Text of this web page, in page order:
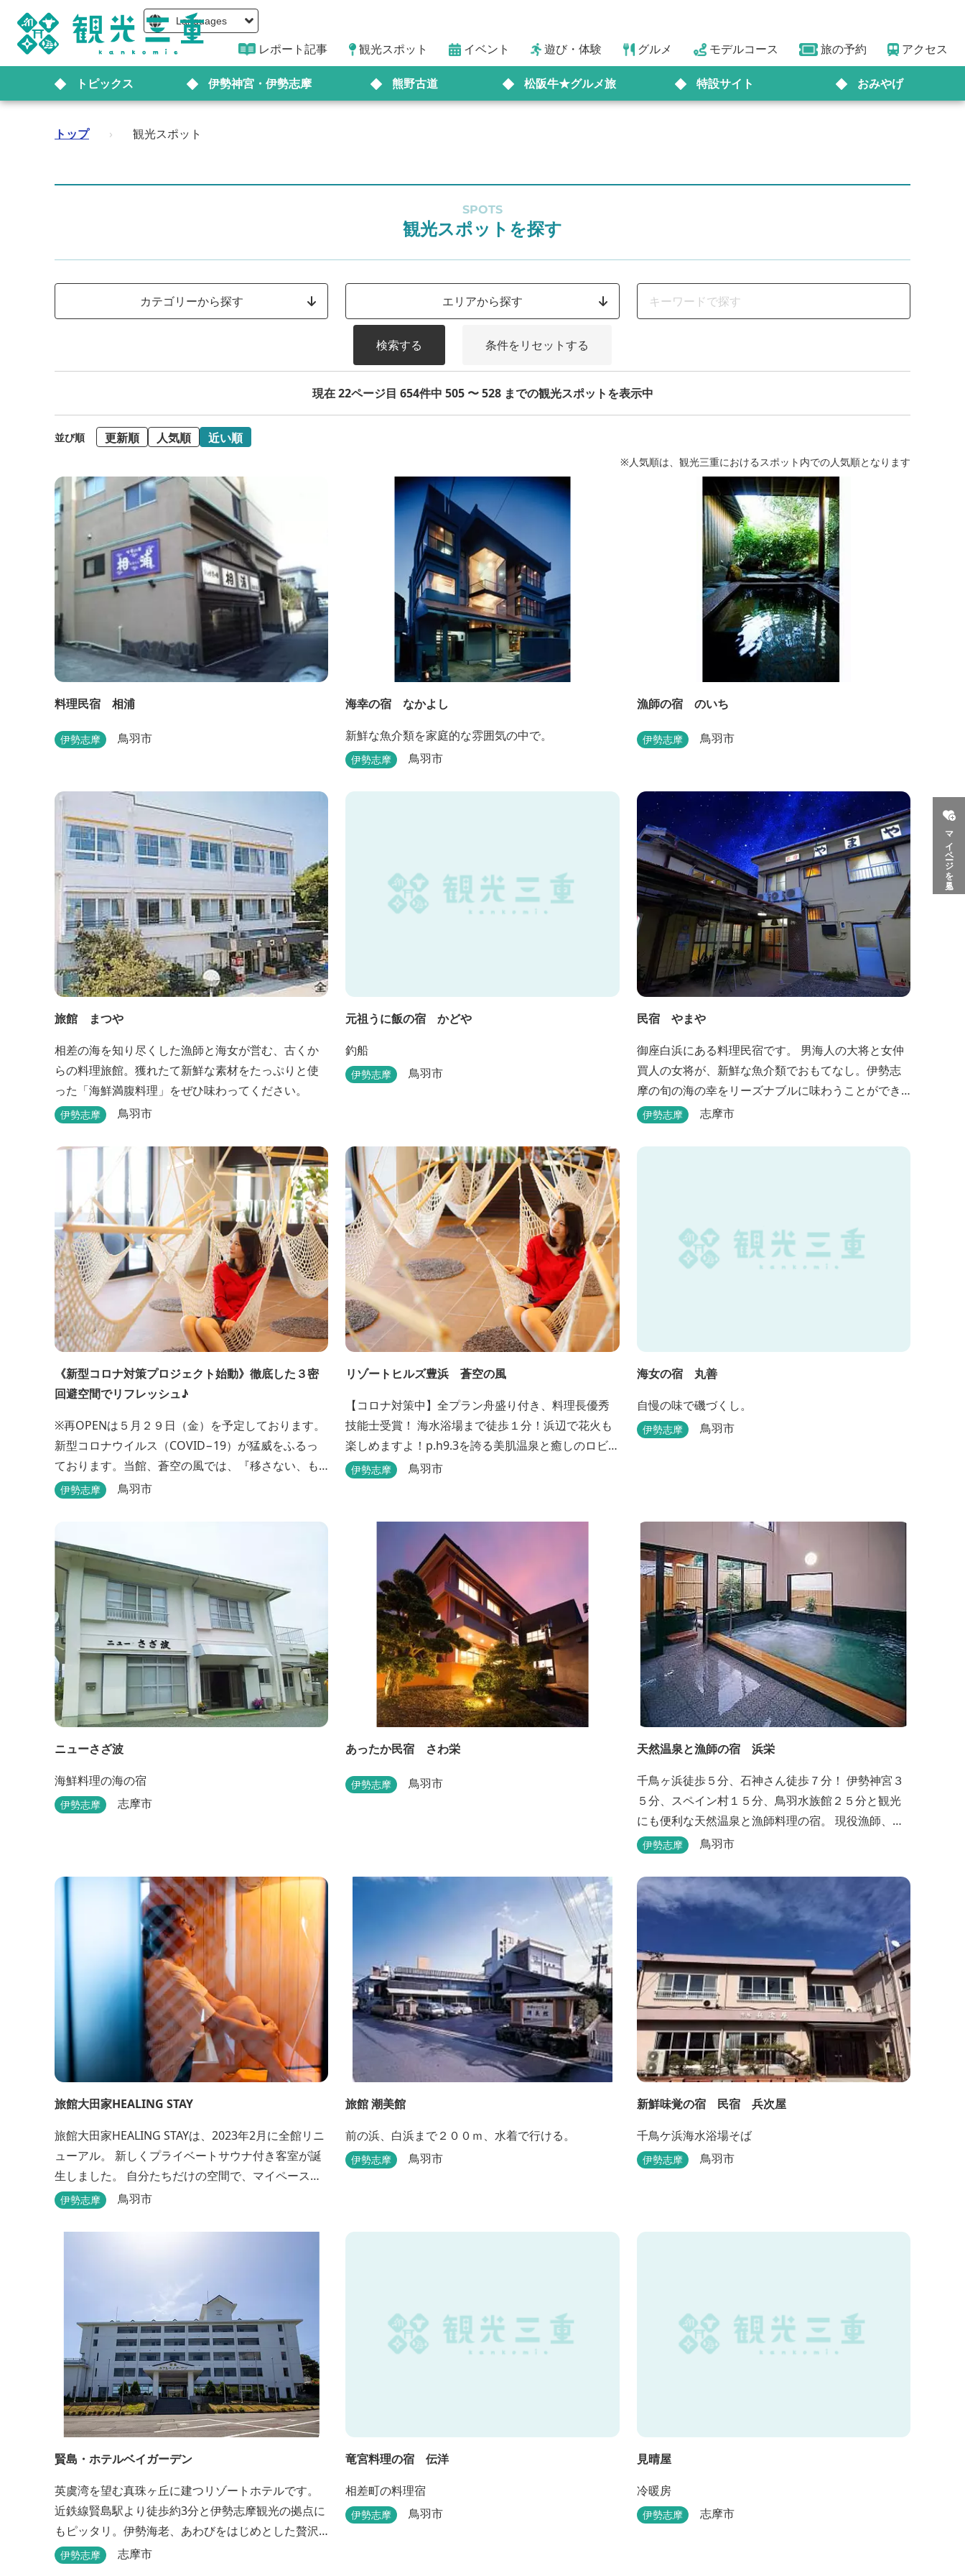
Languages
レポート記事 観光スポット イベント 遊び・体験 グルメ モデルコース 旅の予約 アクセス
トピックス 伊勢神宮・伊勢志摩 熊野古道 松阪牛★グルメ旅 特設サイト おみやげ
マイページを見る
トップ › 観光スポット
SPOTS
観光スポットを探す
カテゴリーから探す エリアから探す
検索する 条件をリセットする
現在 22ページ目 654件中 505 〜 528 までの観光スポットを表示中
並び順 更新順 人気順 近い順
※人気順は、観光三重におけるスポット内での人気順となります
料理民宿 相浦
伊勢志摩 鳥羽市
海幸の宿 なかよし
新鮮な魚介類を家庭的な雰囲気の中で。
伊勢志摩 鳥羽市
漁師の宿 のいち
伊勢志摩 鳥羽市
旅館 まつや
相差の海を知り尽くした漁師と海女が営む、古くか
らの料理旅館。獲れたて新鮮な素材をたっぷりと使
った「海鮮満腹料理」をぜひ味わってください。
伊勢志摩 鳥羽市
元祖うに飯の宿 かどや
釣船
伊勢志摩 鳥羽市
民宿 やまや
御座白浜にある料理民宿です。 男海人の大将と女仲
買人の女将が、新鮮な魚介類でおもてなし。伊勢志
摩の旬の海の幸をリーズナブルに味わうことができ
ます。
伊勢志摩 志摩市
《新型コロナ対策プロジェクト始動》徹底した３密
回避空間でリフレッシュ♪
※再OPENは５月２９日（金）を予定しております。
新型コロナウイルス（COVID−19）が猛威をふるっ
ております。当館、蒼空の風では、『移さない、も
らわない』を合言葉に、お客様、そしてスタッフの
ペレーションを見直し、徹底した管理を行います。
※「３密・感染対策の見える化」のため長文になって
おります。 《３密回避基本対策》 【密閉...
伊勢志摩 鳥羽市
リゾートヒルズ豊浜 蒼空の風
【コロナ対策中】全プラン舟盛り付き、料理長優秀
技能士受賞！ 海水浴場まで徒歩１分！浜辺で花火も
楽しめますよ！p.h9.3を誇る美肌温泉と癒しのロビ
ーで笑顔の思い出作りを♪すぐそこの海辺の高台に建
伊勢志摩 鳥羽市
海女の宿 丸善
自慢の味で磯づくし。
伊勢志摩 鳥羽市
ニューさざ波
海鮮料理の海の宿
伊勢志摩 志摩市
あったか民宿 さわ栄
伊勢志摩 鳥羽市
天然温泉と漁師の宿 浜栄
千鳥ヶ浜徒歩５分、石神さん徒歩７分！ 伊勢神宮３
５分、スペイン村１５分、鳥羽水族館２５分と観光
にも便利な天然温泉と漁師料理の宿。 現役漁師、海
女が新米・自家製野菜でおもてなし。 貸切露天風呂
伊勢志摩 鳥羽市
旅館大田家HEALING STAY
旅館大田家HEALING STAYは、2023年2月に全館リニ
ューアル。 新しくプライベートサウナ付き客室が誕
生しました。 自分たちだけの空間で、マイペースに
ととのうことができるプライベートサウナ。 相差な
サウナでととのう至福のひとときを。
伊勢志摩 鳥羽市
旅館 潮美館
前の浜、白浜まで２００ｍ、水着で行ける。
伊勢志摩 鳥羽市
新鮮味覚の宿 民宿 兵次屋
千鳥ケ浜海水浴場そば
伊勢志摩 鳥羽市
賢島・ホテルベイガーデン
英虞湾を望む真珠ヶ丘に建つリゾートホテルです。
近鉄線賢島駅より徒歩約3分と伊勢志摩観光の拠点に
もピッタリ。伊勢海老、あわびをはじめとした贅沢
な海の味覚はもちろん、旬の郷土の味も堪能できま
伊勢志摩 志摩市
竜宮料理の宿 伝洋
相差町の料理宿
伊勢志摩 鳥羽市
見晴屋
冷暖房
伊勢志摩 志摩市